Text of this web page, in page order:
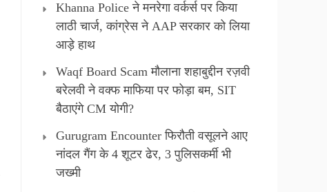
Khanna Police ने मनरेगा वर्कर्स पर किया
लाठी चार्ज, कांग्रेस ने AAP सरकार को लिया
आड़े हाथ
Waqf Board Scam मौलाना शहाबुद्दीन रज़वी
बरेलवी ने वक्फ माफिया पर फोड़ा बम, SIT
बैठाएंगे CM योगी?
Gurugram Encounter फिरौती वसूलने आए
नांदल गैंग के 4 शूटर ढेर, 3 पुलिसकर्मी भी
जख्मी